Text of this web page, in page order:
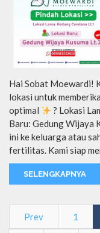
Hai Sobat Moewardi!
lokasi untuk
optimal
? Lokasi
Baru: Gedung Wijaya
ini ke keluarga atau
fertilitas. Kami siap
SELENGKAPNYA
Prev 1